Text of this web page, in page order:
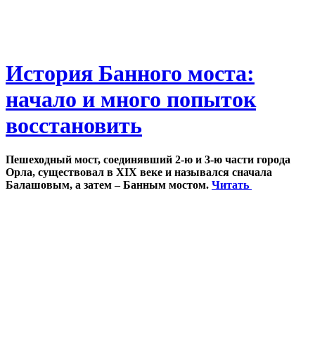
История Банного моста:
начало и много попыток
восстановить
Пешеходный мост, соединявший 2-ю и 3-ю части города
Орла, существовал в XIX веке и назывался сначала
Балашовым, а затем – Банным мостом. Читать